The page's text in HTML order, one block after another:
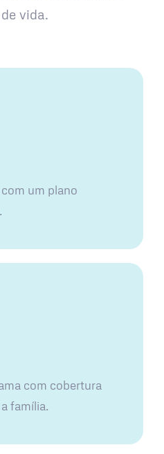
vida.
um plano
com cobertura
família.